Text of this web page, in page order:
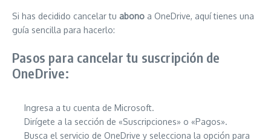
Si has decidido cancelar tu abono a OneDrive, aquí tienes una
guía sencilla para hacerlo:
Pasos para cancelar tu suscripción de
OneDrive:
Ingresa a tu cuenta de Microsoft.
Dirígete a la sección de «Suscripciones» o «Pagos».
Busca el servicio de OneDrive y selecciona la opción para